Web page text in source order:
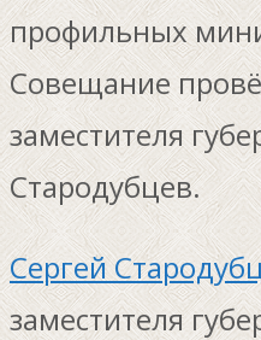
профильных
Совещание
заместителя
Стародубцев.
Сергей
заместителя